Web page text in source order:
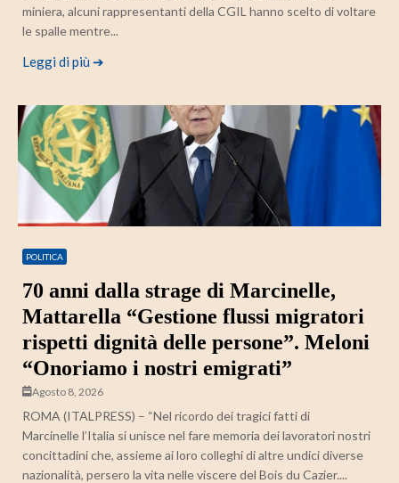
miniera, alcuni rappresentanti della CGIL hanno scelto di voltare
le spalle mentre...
Leggi di più ➔
POLITICA
70 anni dalla strage di Marcinelle,
Mattarella “Gestione flussi migratori
rispetti dignità delle persone”. Meloni
“Onoriamo i nostri emigrati”
Agosto 8, 2026
ROMA (ITALPRESS) – “Nel ricordo dei tragici fatti di
Marcinelle l’Italia si unisce nel fare memoria dei lavoratori nostri
concittadini che, assieme ai loro colleghi di altre undici diverse
nazionalità, persero la vita nelle viscere del Bois du Cazier....